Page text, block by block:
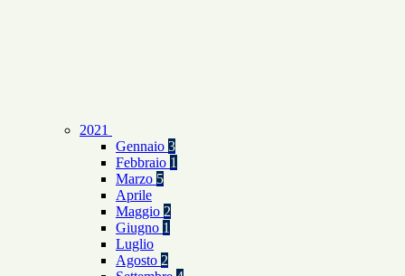
2021
Gennaio 3
Febbraio 1
Marzo 5
Aprile
Maggio 2
Giugno 1
Luglio
Agosto 2